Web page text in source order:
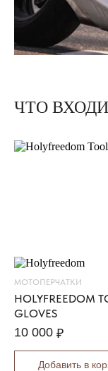
ЧТО
МОТОПЕРЧАТКИ
HOLYFREEDOM
GLOVES
10 000 ₽
Добавить в
O
L
I
T
R
I
К
У